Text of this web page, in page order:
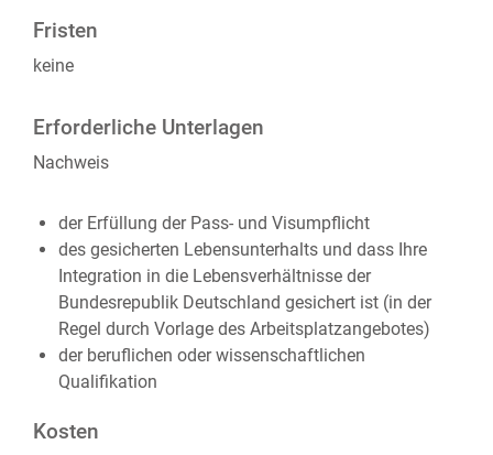
Fristen
keine
Erforderliche Unterlagen
Nachweis
der Erfüllung der Pass- und Visumpflicht
des gesicherten Lebensunterhalts und dass Ihre
Integration in die Lebensverhältnisse der
Bundesrepublik Deutschland gesichert ist (in der
Regel durch Vorlage des Arbeitsplatzangebotes)
der beruflichen oder wissenschaftlichen
Qualifikation
Kosten